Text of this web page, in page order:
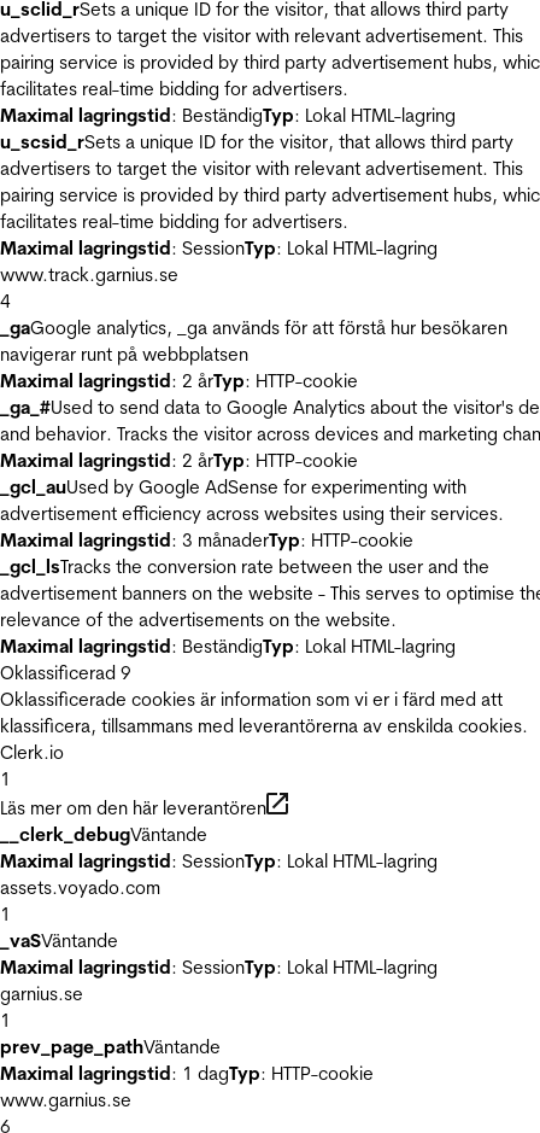
u_sclid_rSets a unique ID for the visitor, that allows third party
advertisers to target the visitor with relevant advertisement. This
pairing service is provided by third party advertisement hubs,
facilitates real-time bidding for advertisers.
Maximal lagringstid: BeständigTyp: Lokal HTML-lagring
u_scsid_rSets a unique ID for the visitor, that allows third party
advertisers to target the visitor with relevant advertisement. This
pairing service is provided by third party advertisement hubs,
facilitates real-time bidding for advertisers.
Maximal lagringstid: SessionTyp: Lokal HTML-lagring
www.track.garnius.se
4
_gaGoogle analytics, _ga används för att förstå hur besökaren
navigerar runt på webbplatsen
Maximal lagringstid: 2 årTyp: HTTP-cookie
_ga_#Used to send data to Google Analytics about the visitor's
and behavior. Tracks the visitor across devices and marketing
Maximal lagringstid: 2 årTyp: HTTP-cookie
_gcl_auUsed by Google AdSense for experimenting with
advertisement efficiency across websites using their services.
Maximal lagringstid: 3 månaderTyp: HTTP-cookie
_gcl_lsTracks the conversion rate between the user and the
advertisement banners on the website - This serves to optimise
relevance of the advertisements on the website.
Maximal lagringstid: BeständigTyp: Lokal HTML-lagring
Oklassificerad 9
Oklassificerade cookies är information som vi er i färd med att
klassificera, tillsammans med leverantörerna av enskilda cookies.
Clerk.io
1
Läs mer om den här leverantören
__clerk_debugVäntande
Maximal lagringstid: SessionTyp: Lokal HTML-lagring
assets.voyado.com
1
_vaSVäntande
Maximal lagringstid: SessionTyp: Lokal HTML-lagring
garnius.se
1
prev_page_pathVäntande
Maximal lagringstid: 1 dagTyp: HTTP-cookie
www.garnius.se
6